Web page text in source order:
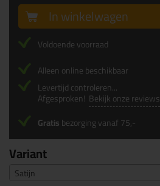
Variant
Satijn
In winkelwagen
Voldoende voorraad
Alleen online beschikbaar
Levertijd controleren...
Afgesproken! Bekijk onze reviews
Gratisbezorging vanaf 75,-